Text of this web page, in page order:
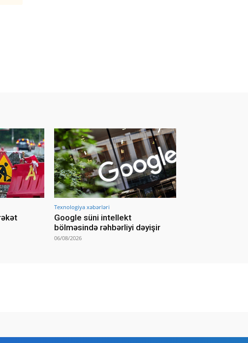
Texnologiya xəbərləri
Google süni intellekt
bölməsində rəhbərliyi dəyişir
06/08/2026